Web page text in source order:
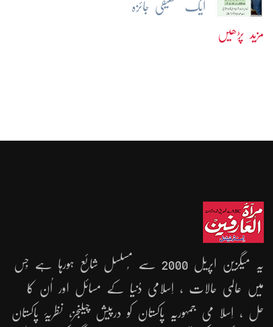
ایک تحقیقی جائزہ
مزید پڑھیں
یہ میگزین اپریل 2000 سے مُسلسل شائع ہورہا ہے جِس
میں عالمی حالات ، اِسلامی دُنیا کے مسائل اور اُن کا
حل ، اِسلا می جمہوریّہ پاکستان کو درپیش چیلنجز، نظریۂ پاکستان